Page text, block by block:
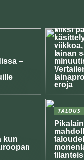
–
Miksi
lainan
eroja
kun
TALOUS